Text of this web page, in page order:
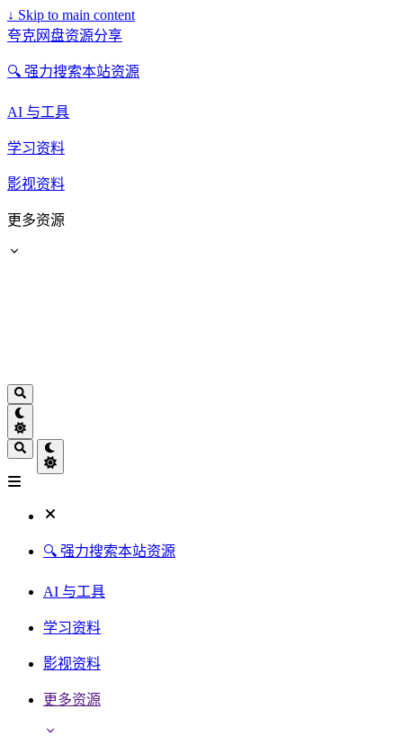
↓ Skip to main content
夸克网盘资源分享
🔍 强力搜索本站资源
AI 与工具
学习资料
影视资料
更多资源
🔍 强力搜索本站资源
AI 与工具
学习资料
影视资料
更多资源